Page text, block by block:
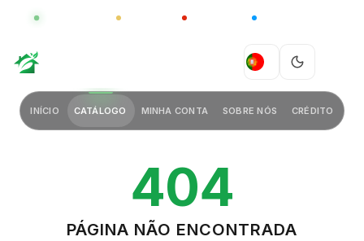
GLOBAL CHINA
PT
INÍCIO CATÁLOGO MINHA CONTA SOBRE NÓS CRÉDITO
404
PÁGINA NÃO ENCONTRADA